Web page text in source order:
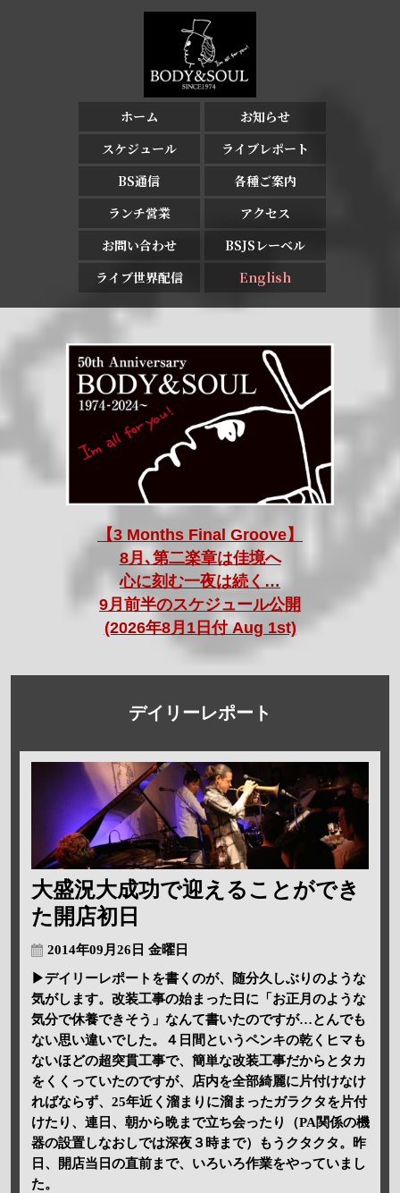
ホーム
お知らせ
スケジュール
ライブレポート
BS通信
各種ご案内
ランチ営業
アクセス
お問い合わせ
BSJSレーベル
ライブ世界配信
English
【3 Months Final Groove】
8月､第二楽章は佳境へ
心に刻む一夜は続く…
9月前半のスケジュール公開
(2026年8月1日付 Aug 1st)
デイリーレポート
大盛況大成功で迎えることができ
た開店初日
2014年09月26日 金曜日
▶デイリーレポートを書くのが、随分久しぶりのような
気がします。改装工事の始まった日に「お正月のような
気分で休養できそう」なんて書いたのですが…とんでも
ない思い違いでした。４日間というペンキの乾くヒマも
ないほどの超突貫工事で、簡単な改装工事だからとタカ
をくくっていたのですが、店内を全部綺麗に片付けなけ
ればならず、25年近く溜まりに溜まったガラクタを片付
けたり、連日、朝から晩まで立ち会ったり（PA関係の機
器の設置しなおしでは深夜３時まで）もうクタクタ。昨
日、開店当日の直前まで、いろいろ作業をやっていまし
た。